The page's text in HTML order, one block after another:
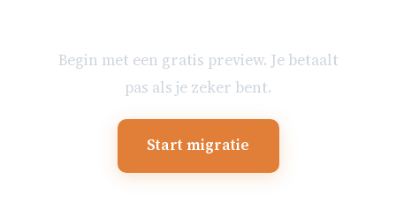
Begin met een gratis preview. Je betaalt
pas als je zeker bent.
Start migratie